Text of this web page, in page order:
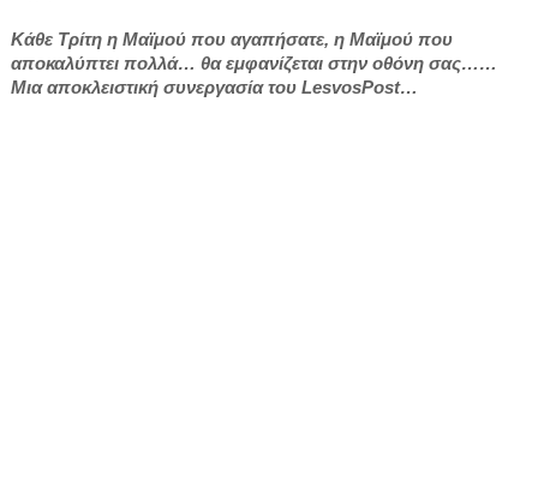
Κάθε Τρίτη η Μαϊμού που αγαπήσατε, η Μαϊμού που
αποκαλύπτει πολλά… θα εμφανίζεται στην οθόνη σας……
Μια αποκλειστική συνεργασία του LesvosPost…